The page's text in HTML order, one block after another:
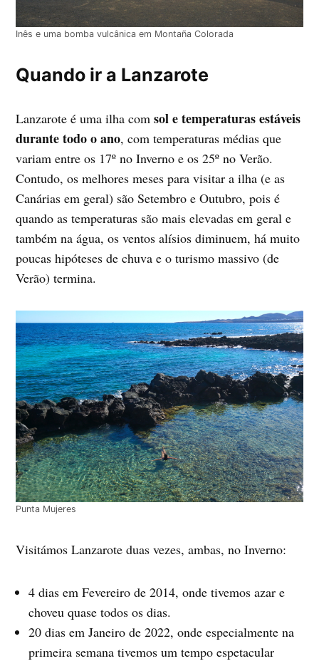
Inês e uma bomba vulcânica em Montaña Colorada
Quando ir a Lanzarote
Lanzarote é uma ilha comsol e temperaturas estáveis
durante todo o ano, com temperaturas médias que
variam entre os 17º no Inverno e os 25º no Verão.
Contudo, os melhores meses para visitar a ilha (e as
Canárias em geral) são Setembro e Outubro, pois é
quando as temperaturas são mais elevadas em geral e
também na água, os ventos alísios diminuem, há muito
poucas hipóteses de chuva e o turismo massivo (de
Verão) termina.
Punta Mujeres
Visitámos Lanzarote duas vezes, ambas, no Inverno:
4 dias em Fevereiro de 2014, onde tivemos azar e
choveu quase todos os dias.
20 dias em Janeiro de 2022, onde especialmente na
primeira semana tivemos um tempo espetacular